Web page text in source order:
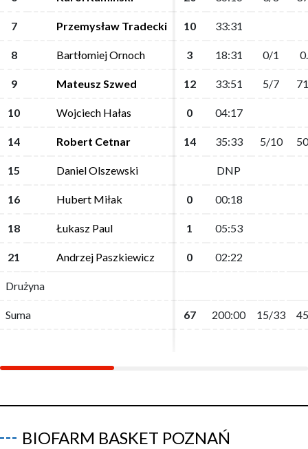
7 Przemysław Tradecki 10 33:31
8 Bartłomiej Ornoch 3 18:31 0/1
9 Mateusz Szwed 12 33:51 5/7
10 Wojciech Hałas 0 04:17
14 Robert Cetnar 14 35:33 5/10
15 Daniel Olszewski DNP
16 Hubert Miłak 0 00:18
18 Łukasz Paul 1 05:53
21 Andrzej Paszkiewicz 0 02:22
Drużyna
Suma 67 200:00 15/33
7 Przemysław Tradecki 10 33:31
8 Bartłomiej Ornoch 3 18:31 0/1
9 Mateusz Szwed 12 33:51 5/7
10 Wojciech Hałas 0 04:17
14 Robert Cetnar 14 35:33 5/10
15 Daniel Olszewski DNP
16 Hubert Miłak 0 00:18
18 Łukasz Paul 1 05:53
21 Andrzej Paszkiewicz 0 02:22
Drużyna
Suma 67 200:00 15/33
BIOFARM BASKET POZNAŃ